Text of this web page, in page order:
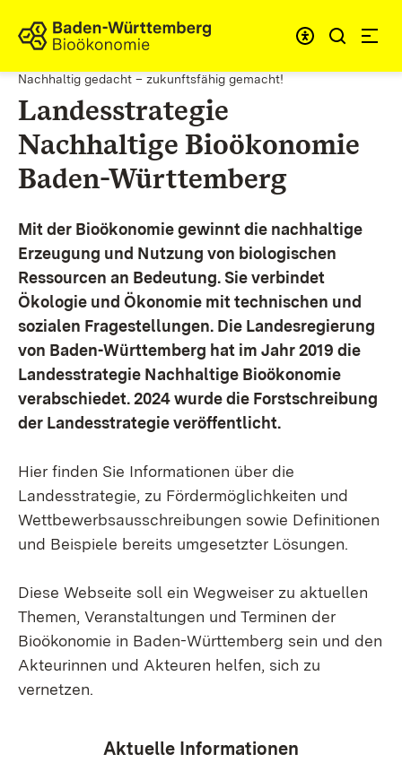
Zum Inhalt springen
Link zur Startseite
Nachhaltig gedacht – zukunftsfähig gemacht!
Landesstrategie
Nachhaltige Bioökonomie
Baden-Württemberg
Mit der Bioökonomie gewinnt die nachhaltige
Erzeugung und Nutzung von biologischen
Ressourcen an Bedeutung. Sie verbindet
Ökologie und Ökonomie mit technischen und
sozialen Fragestellungen. Die Landesregierung
von Baden-Württemberg hat im Jahr 2019 die
Landesstrategie Nachhaltige Bioökonomie
verabschiedet. 2024 wurde die Forstschreibung
der Landesstrategie veröffentlicht.
Hier finden Sie Informationen über die
Landesstrategie, zu Fördermöglichkeiten und
Wettbewerbsausschreibungen sowie Definitionen
und Beispiele bereits umgesetzter Lösungen.
Diese Webseite soll ein Wegweiser zu aktuellen
Themen, Veranstaltungen und Terminen der
Bioökonomie in Baden-Württemberg sein und den
Akteurinnen und Akteuren helfen, sich zu
vernetzen.
Aktuelle Informationen